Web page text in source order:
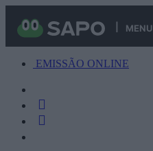
MENU
EMISSÃO ONLINE